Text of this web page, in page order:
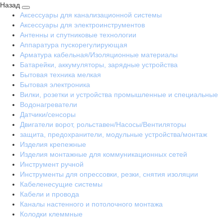
Назад
Аксессуары для канализационной системы
Аксессуары для электроинструментов
Антенны и спутниковые технологии
Аппаратура пускорегулирующая
Арматура кабельная/Изоляционные материалы
Батарейки, аккумуляторы, зарядные устройства
Бытовая техника мелкая
Бытовая электроника
Вилки, розетки и устройства промышленные и специальные
Водонагреватели
Датчики/сенсоры
Двигатели ворот, рольставен/Насосы/Вентиляторы
защита, предохранители, модульные устройства/монтаж
Изделия крепежные
Изделия монтажные для коммуникационных сетей
Инструмент ручной
Инструменты для опрессовки, резки, снятия изоляции
Кабеленесущие системы
Кабели и провода
Каналы настенного и потолочного монтажа
Колодки клеммные